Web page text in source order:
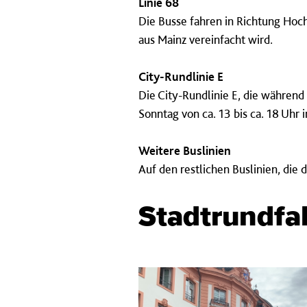
Die Busse fahren in Richtung
aus Mainz vereinfacht wird.
City-Rundlinie E
Die City-Rundlinie E, die
Sonntag von ca. 13 bis ca. 18 Uhr
Weitere Buslinien
Auf den restlichen Buslinien, die